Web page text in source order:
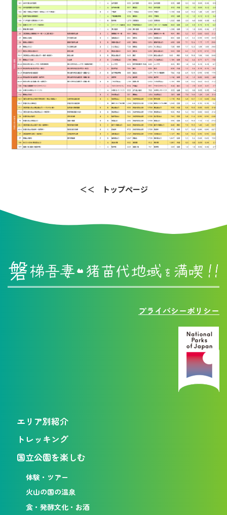
＜＜ トップページ
エリア別紹介
トレッキング
国立公園を楽しむ
体験・ツアー
火山の国の温泉
食・発酵文化・お酒
プライバシーポリシー